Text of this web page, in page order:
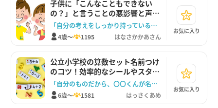
子供に「こんなこともできない
の？」と言うことの悪影響と声か
け変換
「自分の考えをしっかり持っているんだね」
4歳～ 1195 はなさかかあさん
お気に入り
公立小学校の算数セット名前つけ
のコツ！効率的なシールやスタン
プの活用法
「自分のものだから、〇〇くんが名前をつけてみる？」
6歳～ 1581 はっさくあめ
お気に入り